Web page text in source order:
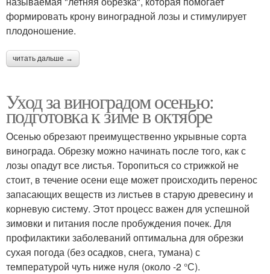
формировать крону виноградной лозы и стимулирует
плодоношение.
читать дальше →
Уход за виноградом осенью:
подготовка к зиме в октябре
Осенью обрезают преимущественно укрывные сорта
винограда. Обрезку можно начинать после того, как с
лозы опадут все листья. Торопиться со стрижкой не
стоит, в течение осени еще может происходить перенос
запасающих веществ из листьев в старую древесину и
корневую систему. Этот процесс важен для успешной
зимовки и питания после пробуждения почек. Для
профилактики заболеваний оптимальна для обрезки
сухая погода (без осадков, снега, тумана) с
температурой чуть ниже нуля (около -2 °С).